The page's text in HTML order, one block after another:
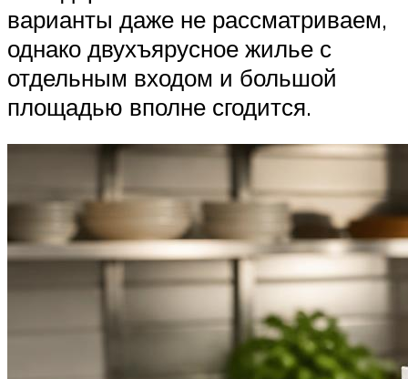
варианты даже не рассматриваем,
однако двухъярусное жилье с
отдельным входом и большой
площадью вполне сгодится.